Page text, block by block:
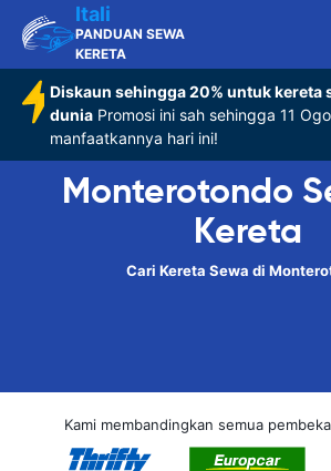
Itali
PANDUAN SEWA
KERETA
Diskaun sehingga 20% untuk kereta
dunia Promosi ini sah sehingga 11
manfaatkannya hari ini!
Monterotondo
Kereta
Cari Kereta Sewa di
Kami membandingkan semua